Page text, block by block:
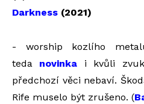
Darkness (2021)
- worship kozlího
teda novinka i kvůli
předchozí věci nebaví.
Rife muselo být zrušeno. (